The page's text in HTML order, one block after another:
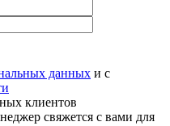
данных и с
клиентов
свяжется с вами для